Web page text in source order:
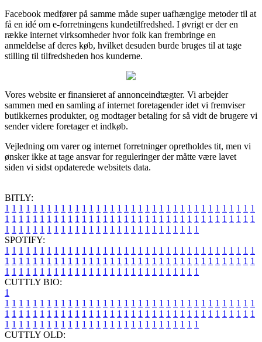
Facebook medfører på samme måde super uafhængige metoder til at
få en idé om e-forretningens kundetilfredshed. I øvrigt er der en
række internet virksomheder hvor folk kan frembringe en
anmeldelse af deres køb, hvilket desuden burde bruges til at tage
stilling til tilfredsheden hos kunderne.
Vores website er finansieret af annonceindtægter. Vi arbejder
sammen med en samling af internet foretagender idet vi fremviser
butikkernes produkter, og modtager betaling for så vidt de brugere vi
sender videre foretager et indkøb.
Vejledning om varer og internet forretninger opretholdes tit, men vi
ønsker ikke at tage ansvar for reguleringer der måtte være lavet
siden vi sidst opdaterede websitets data.
BITLY:
1 1 1 1 1 1 1 1 1 1 1 1 1 1 1 1 1 1 1 1 1 1 1 1 1 1 1 1 1 1 1 1 1 1 1 1
1 1 1 1 1 1 1 1 1 1 1 1 1 1 1 1 1 1 1 1 1 1 1 1 1 1 1 1 1 1 1 1 1 1 1 1
1 1 1 1 1 1 1 1 1 1 1 1 1 1 1 1 1 1 1 1 1 1 1 1 1 1 1 1
SPOTIFY:
1 1 1 1 1 1 1 1 1 1 1 1 1 1 1 1 1 1 1 1 1 1 1 1 1 1 1 1 1 1 1 1 1 1 1 1
1 1 1 1 1 1 1 1 1 1 1 1 1 1 1 1 1 1 1 1 1 1 1 1 1 1 1 1 1 1 1 1 1 1 1 1
1 1 1 1 1 1 1 1 1 1 1 1 1 1 1 1 1 1 1 1 1 1 1 1 1 1 1 1
CUTTLY BIO:
1
1 1 1 1 1 1 1 1 1 1 1 1 1 1 1 1 1 1 1 1 1 1 1 1 1 1 1 1 1 1 1 1 1 1 1 1
1 1 1 1 1 1 1 1 1 1 1 1 1 1 1 1 1 1 1 1 1 1 1 1 1 1 1 1 1 1 1 1 1 1 1 1
1 1 1 1 1 1 1 1 1 1 1 1 1 1 1 1 1 1 1 1 1 1 1 1 1 1 1 1
CUTTLY OLD: